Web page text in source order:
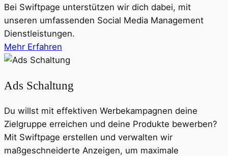
Bei Swiftpage unterstützen wir dich dabei, mit
unseren umfassenden Social Media Management
Dienstleistungen.
Mehr Erfahren
Ads Schaltung
Du willst mit effektiven Werbekampagnen deine
Zielgruppe erreichen und deine Produkte bewerben?
Mit Swiftpage erstellen und verwalten wir
maßgeschneiderte Anzeigen, um maximale